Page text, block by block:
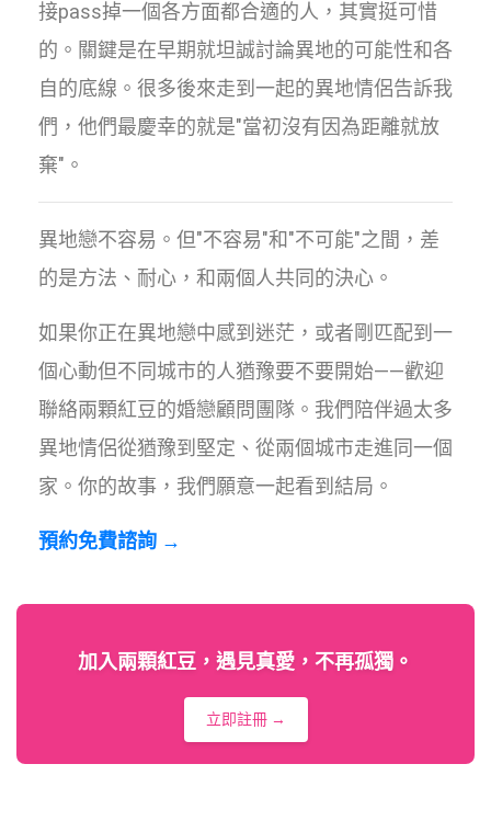
接pass掉一個各方面都合適的人，其實挺可惜
的。關鍵是在早期就坦誠討論異地的可能性和各
自的底線。很多後來走到一起的異地情侶告訴我
們，他們最慶幸的就是"當初沒有因為距離就放
棄"。
異地戀不容易。但"不容易"和"不可能"之間，差
的是方法、耐心，和兩個人共同的決心。
如果你正在異地戀中感到迷茫，或者剛匹配到一
個心動但不同城市的人猶豫要不要開始——歡迎
聯絡兩顆紅豆的婚戀顧問團隊。我們陪伴過太多
異地情侶從猶豫到堅定、從兩個城市走進同一個
家。你的故事，我們願意一起看到結局。
預約免費諮詢 →
加入兩顆紅豆，遇見真愛，不再孤獨。
立即註冊 →